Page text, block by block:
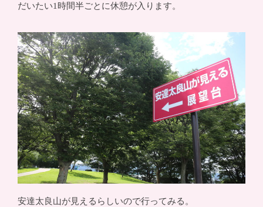
だいたい1時間半ごとに休憩が入ります。
安達太良山が見えるらしいので行ってみる。